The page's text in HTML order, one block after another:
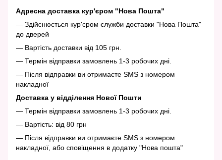
Адресна доставка кур'єром "Нова Пошта"
— Здійснюється кур'єром служби доставки "Нова Пошта"
до дверей
— Вартість доставки від 105 грн.
— Термін відправки замовлень 1-3 робочих дні.
— Після відправки ви отримаєте SMS з номером
накладної
Доставка у відділення Нової Пошти
— Термін відправки замовлень 1-3 робочих дні.
— Вартість: від 80 грн
— Після відправки ви отримаєте SMS з номером
накладної, або сповіщення в додатку "Нова пошта"